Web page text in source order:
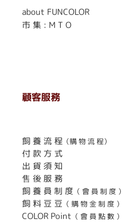
about FUNCOLOR
市 集 : M T O
顧客服務
飼 養 流 程 （購 物 流 程）
付 款 方 式
出 貨 須 知
售 後 服 務
飼 養 員 制 度 （ 會 員 制 度 ）
飼 料 豆 豆 （ 購 物 金 制 度 ）
COLOR Point （ 會 員 點 數 ）